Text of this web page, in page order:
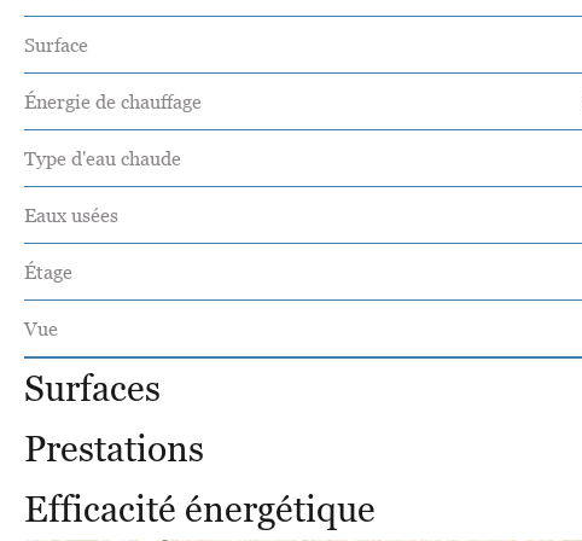
Surface
Énergie de chauffage
Type d'eau chaude
Eaux usées
Étage
Vue
Surfaces
Prestations
Efficacité énergétique